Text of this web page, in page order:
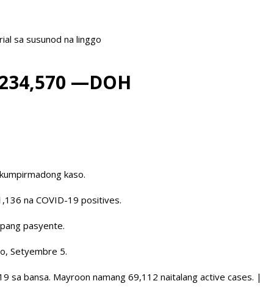
sa susunod na linggo
—DOH
kaso.
na COVID-19 positives.
pasyente.
Setyembre 5.
sa bansa. Mayroon namang 69,112 naitalang active cases. |